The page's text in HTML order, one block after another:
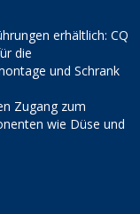
erhältlich: CQ
die
und Schrank
Zugang zum
wie Düse und